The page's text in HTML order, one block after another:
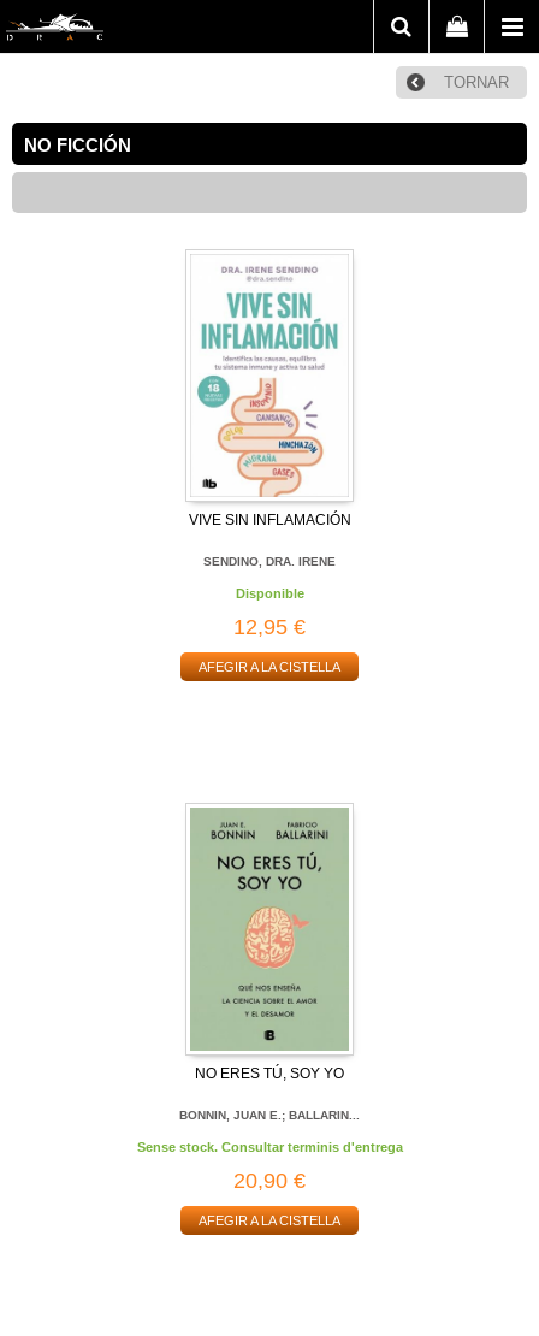
TORNAR
NO FICCIÓN
VIVE SIN INFLAMACIÓN
SENDINO, DRA. IRENE
Disponible
12,95 €
AFEGIR A LA CISTELLA
NO ERES TÚ, SOY YO
BONNIN, JUAN E.; BALLARIN...
Sense stock. Consultar terminis d'entrega
20,90 €
AFEGIR A LA CISTELLA